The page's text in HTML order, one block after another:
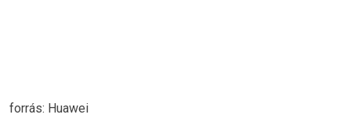
forrás: Huawei